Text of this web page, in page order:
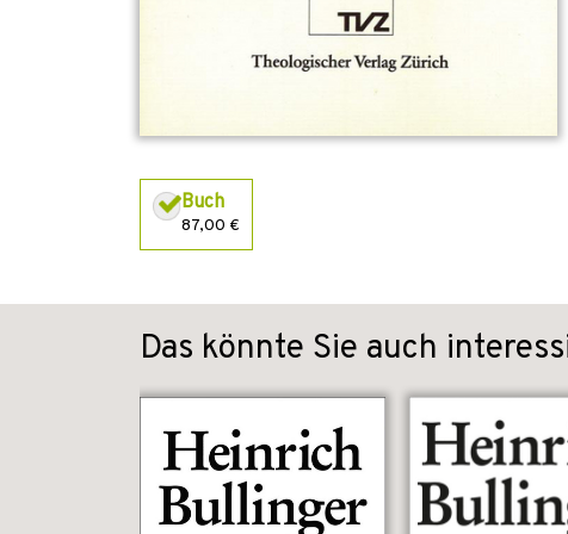
Buch
87,00 €
Das könnte Sie auch